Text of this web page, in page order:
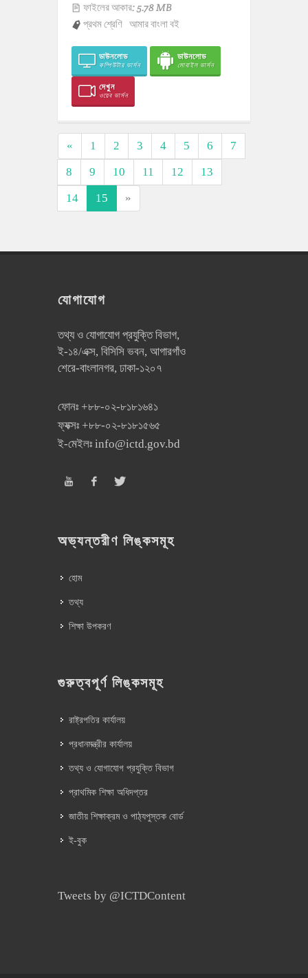
ফাইলের আকার: 5.78 MB
প্রথম শ্রেণি আমার বাংলা বই
ডাউনলোড
কম্পিউটার ভার্সন
ডাউনলোড
মোবাইল ভার্সন
দেখুন
ওয়েব ভার্সন
« 1 2 3 4 5 6
7
8
9 10 11 12
13
14
15 »
যোগাযোগ
তথ্য ও যোগাযোগ প্রযুক্তি বিভাগ,
ই-১৪/এক্স, বিসিসি ভবন, আগারগাঁও
শেরে-বাংলানগর, ঢাকা-১২০৭
ফোনঃ +৮৮-০২-৮১৮১৬৪১
ফ্যক্সঃ +৮৮-০২-৮১৮১৫৬৫
ই-মেইলঃ info@ictd.gov.bd
অভ্যন্তরীণ লিঙ্কসমূহ
হোম
তথ্য
শিক্ষা উপকরণ
গুরুত্বপূর্ণ লিঙ্কসমূহ
রাষ্ট্রপতির কার্যালয়
প্রধানমন্ত্রীর কার্যালয়
তথ্য ও যোগাযোগ প্রযুক্তি বিভাগ
প্রাথমিক শিক্ষা অধিদপ্তর
জাতীয় শিক্ষাক্রম ও পাঠ্যপুস্তক বোর্ড
ই-বুক
Tweets by @ICTDContent